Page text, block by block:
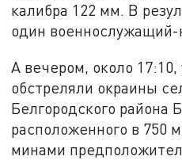
калибра 122 мм. В
один военнослужащий-
А вечером, около
обстреляли окраины
Белгородского района
расположенного в 750
минами